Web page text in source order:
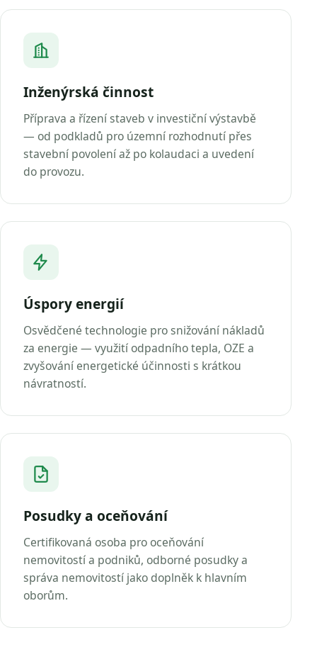
Inženýrská činnost
Příprava a řízení staveb v investiční výstavbě
— od podkladů pro územní rozhodnutí přes
stavební povolení až po kolaudaci a uvedení
do provozu.
Úspory energií
Osvědčené technologie pro snižování nákladů
za energie — využití odpadního tepla, OZE a
zvyšování energetické účinnosti s krátkou
návratností.
Posudky a oceňování
Certifikovaná osoba pro oceňování
nemovitostí a podniků, odborné posudky a
správa nemovitostí jako doplněk k hlavním
oborům.